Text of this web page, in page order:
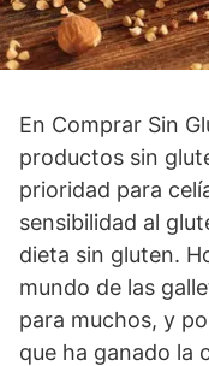
En Comprar Sin
productos sin
prioridad para
sensibilidad al
dieta sin gluten.
mundo de las
para muchos, y
que ha ganado la